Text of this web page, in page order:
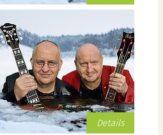
Details